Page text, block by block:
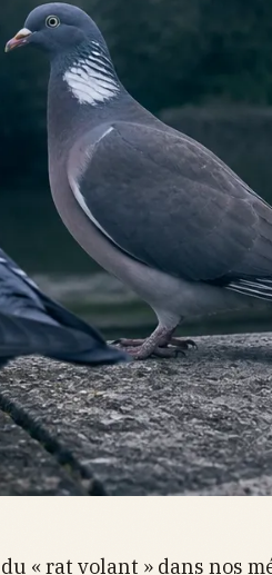
« rat volant » dans nos